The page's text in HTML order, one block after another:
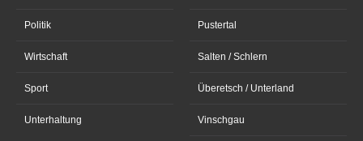
Politik
Wirtschaft
Sport
Unterhaltung
Pustertal
Salten / Schlern
Überetsch / Unterland
Vinschgau